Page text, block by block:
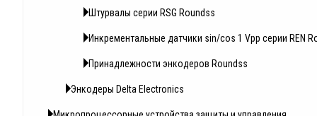
Штурвалы серии RSG Roundss
Инкрементальные датчики sin/cos 1 Vpp серии REN
Принадлежности энкодеров Roundss
Энкодеры Delta Electronics